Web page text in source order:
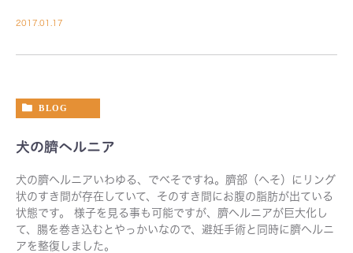
2017.01.17
BLOG
犬の臍ヘルニア
犬の臍ヘルニアいわゆる、でべそですね。臍部（へそ）にリング
状のすき間が存在していて、そのすき間にお腹の脂肪が出ている
状態です。 様子を見る事も可能ですが、臍ヘルニアが巨大化し
て、腸を巻き込むとやっかいなので、避妊手術と同時に臍ヘルニ
アを整復しました。